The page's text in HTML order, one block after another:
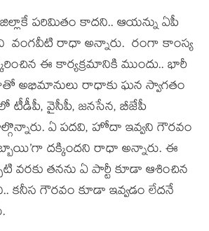
పరిమితం కాదని.. ఆయన్ను ఏపీ
వంగవీటి రాధా అన్నారు. రంగా కాంస్య
ఈ కార్య‌క్ర‌మానికి ముందు.. భారీ
అభిమానులు రాధాకు ఘ‌న‌ స్వాగతం
టీడీపీ, వైసీపీ, జనసేన, బీజేపీ
ఏ పదవి, హోదా ఇవ్వని గౌరవం
దక్కిందని రాధా అన్నారు. ఈ
వ‌ర‌కు త‌న‌ను ఏ పార్టీ కూడా ఆశించిన
క‌నీస గౌర‌వం కూడా ఇవ్వ‌డం లేదనే